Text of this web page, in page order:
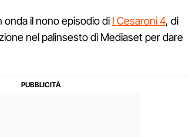
onda il nono episodio di I Cesaroni 4, di
nel palinsesto di Mediaset per dare